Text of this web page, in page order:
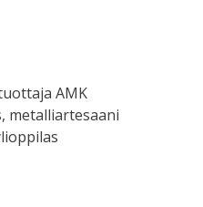
AMK
metalliartesaani